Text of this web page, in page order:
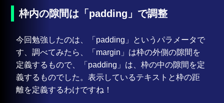
枠内の隙間は「padding」で調整
今回勉強したのは、「padding」というパラメータで
す、調べてみたら、「margin」は枠の外側の隙間を
定義するもので、「padding」は、枠の中の隙間を定
義するものでした。表示しているテキストと枠の距
離を定義するわけですね！